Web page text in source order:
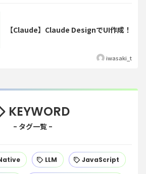
【Claude】Claude DesignでUI作成！
iwasaki_t
KEYWORD
LLM JavaScript